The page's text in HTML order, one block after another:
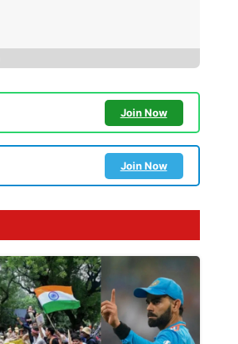
Join Now
Join Now